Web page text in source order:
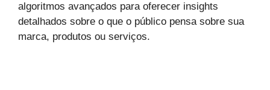
algoritmos avançados para oferecer insights
detalhados sobre o que o público pensa sobre sua
marca, produtos ou serviços.